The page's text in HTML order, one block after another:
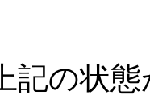
記の状態